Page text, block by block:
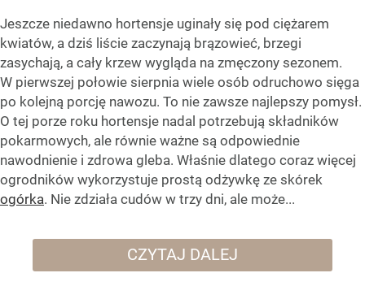
Jeszcze niedawno hortensje uginały się pod ciężarem
kwiatów, a dziś liście zaczynają brązowieć, brzegi
zasychają, a cały krzew wygląda na zmęczony sezonem.
W pierwszej połowie sierpnia wiele osób odruchowo sięga
po kolejną porcję nawozu. To nie zawsze najlepszy pomysł.
O tej porze roku hortensje nadal potrzebują składników
pokarmowych, ale równie ważne są odpowiednie
nawodnienie i zdrowa gleba. Właśnie dlatego coraz więcej
ogrodników wykorzystuje prostą odżywkę ze skórek
ogórka. Nie zdziała cudów w trzy dni, ale może...
CZYTAJ DALEJ